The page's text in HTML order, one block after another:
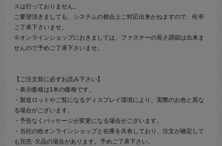
スは行っておりません。
ご要望頂きましても、システムの都合上ご対応出来かねますので、何卒
ご了承下さいませ。
※オンラインショップにおきましては、ファスナーの長さ調節は出来ま
せんので予めご了承下さいませ。
【ご注文前に必ずお読み下さい】
・表示価格は1本の価格です。
・製造ロットやご覧になるディスプレイ環境により、実際のお色と異な
る場合がございます。
・予告なくパッケージが変更になる場合がございます。
・当社の他オンラインショップと在庫を共有しており、注文が確定して
も完売･欠品の場合があります。予めご了承下さい。